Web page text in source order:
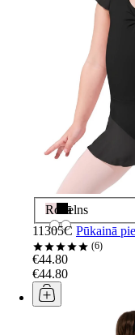
RozāMelns
11305C Pūkainā
6
€44.80
€44.80